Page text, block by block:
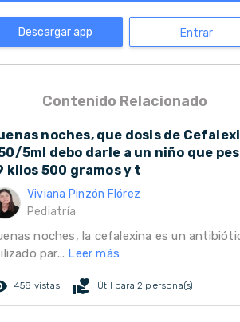
Descargar app Entrar
Contenido Relacionado
noches, que dosis de
5ml debo darle a un niño que
kilos 500 gramos y t
Viviana Pinzón Flórez
Pediatría
noches, la cefalexina es un
par... Leer más
458 vistas volunteer_activism Útil para 2 persona(s)